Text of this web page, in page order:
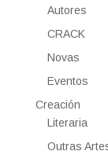
Autores
CRACK
Novas
Eventos
Creación
Literaria
Outras